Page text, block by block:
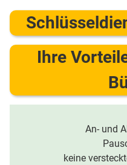
Ihre
An- und
keine